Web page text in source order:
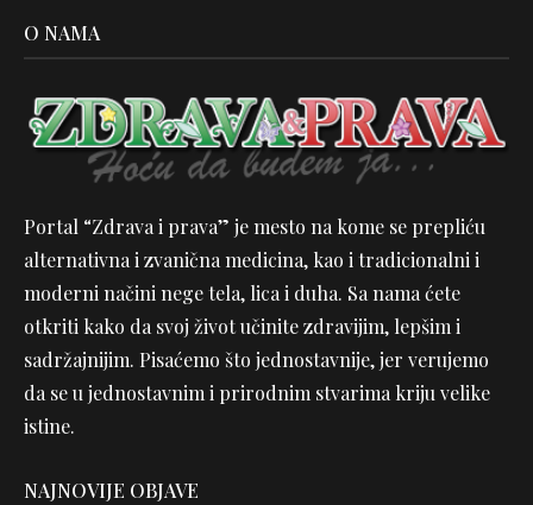
O NAMA
Portal “Zdrava i prava” je mesto na kome se prepliću
alternativna i zvanična medicina, kao i tradicionalni i
moderni načini nege tela, lica i duha. Sa nama ćete
otkriti kako da svoj život učinite zdravijim, lepšim i
sadržajnijim. Pisaćemo što jednostavnije, jer verujemo
da se u jednostavnim i prirodnim stvarima kriju velike
istine.
NAJNOVIJE OBJAVE